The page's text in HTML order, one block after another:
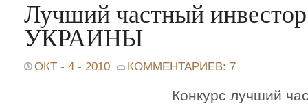
Лучший частный
УКРАИНЫ
ОКТ - 4 - 2010 КОММЕНТАРИЕВ: 7
Конкурс лучший